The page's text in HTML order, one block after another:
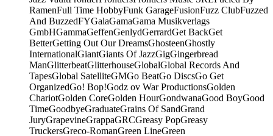
RamenFull Time HobbyFunk GarageFusionFuzz ClubFuzzed
And BuzzedFYGalaGamaGama Musikverlags
GmbHGammaGeffenGenlydGerrardGet BackGet
BetterGetting Out Our DreamsGhosteenGhostly
InternationalGiantGiants Of JazzGigGingerbread
ManGlitterbeatGlitterhouseGlobalGlobal Records And
TapesGlobal SatelliteGMGo BeatGo DiscsGo Get
OrganizedGo! Bop!Godz ov War ProductionsGolden
ChariotGolden CoreGolden HourGondwanaGood BoyGood
TimeGoodbyeGraduateGrains Of SandGrand
JuryGrapevineGrappaGRCGreasy PopGreasy
TruckersGreco-RomanGreen LineGreen